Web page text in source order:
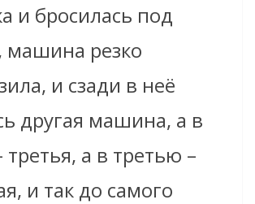
и бросилась под
резко
и сзади в неё
другая машина, а в
третья, а в третью –
и так до самого